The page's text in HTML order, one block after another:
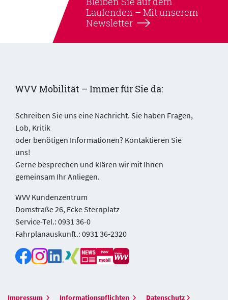
Laufenden – Mit unserem
Newsletter
WVV Mobilität – Immer für Sie da:
Schreiben Sie uns eine Nachricht. Sie haben Fragen,
Lob, Kritik
oder benötigen Informationen? Kontaktieren Sie
uns!
Gerne besprechen und klären wir mit Ihnen
gemeinsam Ihr Anliegen.
WVV Kundenzentrum
Domstraße 26, Ecke Sternplatz
Service-Tel.: 0931 36-0
Fahrplanauskunft.: 0931 36-2320
Impressum Informationspflichten Datenschutz